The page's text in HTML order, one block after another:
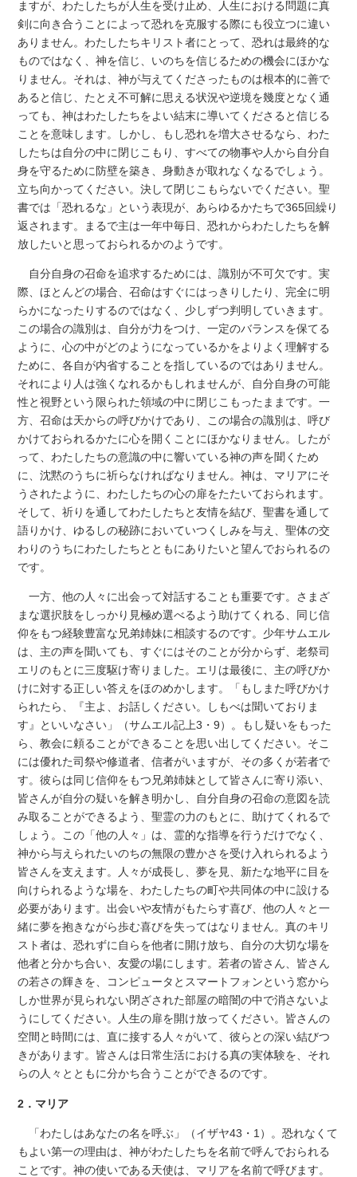
ますが、わたしたちが人生を受け止め、人生における問題に真
剣に向き合うことによって恐れを克服する際にも役立つに違い
ありません。わたしたちキリスト者にとって、恐れは最終的な
ものではなく、神を信じ、いのちを信じるための機会にほかな
りません。それは、神が与えてくださったものは根本的に善で
あると信じ、たとえ不可解に思える状況や逆境を幾度となく通
っても、神はわたしたちをよい結末に導いてくださると信じる
ことを意味します。しかし、もし恐れを増大させるなら、わた
したちは自分の中に閉じこもり、すべての物事や人から自分自
身を守るために防壁を築き、身動きが取れなくなるでしょう。
立ち向かってください。決して閉じこもらないでください。聖
書では「恐れるな」という表現が、あらゆるかたちで365回繰り
返されます。まるで主は一年中毎日、恐れからわたしたちを解
放したいと思っておられるかのようです。
自分自身の召命を追求するためには、識別が不可欠です。実
際、ほとんどの場合、召命はすぐにはっきりしたり、完全に明
らかになったりするのではなく、少しずつ判明していきます。
この場合の識別は、自分が力をつけ、一定のバランスを保てる
ように、心の中がどのようになっているかをよりよく理解する
ために、各自が内省することを指しているのではありません。
それにより人は強くなれるかもしれませんが、自分自身の可能
性と視野という限られた領域の中に閉じこもったままです。一
方、召命は天からの呼びかけであり、この場合の識別は、呼び
かけておられるかたに心を開くことにほかなりません。したが
って、わたしたちの意識の中に響いている神の声を聞くため
に、沈黙のうちに祈らなければなりません。神は、マリアにそ
うされたように、わたしたちの心の扉をたたいておられます。
そして、祈りを通してわたしたちと友情を結び、聖書を通して
語りかけ、ゆるしの秘跡においていつくしみを与え、聖体の交
わりのうちにわたしたちとともにありたいと望んでおられるの
です。
一方、他の人々に出会って対話することも重要です。さまざ
まな選択肢をしっかり見極め選べるよう助けてくれる、同じ信
仰をもつ経験豊富な兄弟姉妹に相談するのです。少年サムエル
は、主の声を聞いても、すぐにはそのことが分からず、老祭司
エリのもとに三度駆け寄りました。エリは最後に、主の呼びか
けに対する正しい答えをほのめかします。「もしまた呼びかけ
られたら、『主よ、お話しください。しもべは聞いておりま
す』といいなさい」（サムエル記上3・9）。もし疑いをもった
ら、教会に頼ることができることを思い出してください。そこ
には優れた司祭や修道者、信者がいますが、その多くが若者で
す。彼らは同じ信仰をもつ兄弟姉妹として皆さんに寄り添い、
皆さんが自分の疑いを解き明かし、自分自身の召命の意図を読
み取ることができるよう、聖霊の力のもとに、助けてくれるで
しょう。この「他の人々」は、霊的な指導を行うだけでなく、
神から与えられたいのちの無限の豊かさを受け入れられるよう
皆さんを支えます。人々が成長し、夢を見、新たな地平に目を
向けられるような場を、わたしたちの町や共同体の中に設ける
必要があります。出会いや友情がもたらす喜び、他の人々と一
緒に夢を抱きながら歩む喜びを失ってはなりません。真のキリ
スト者は、恐れずに自らを他者に開け放ち、自分の大切な場を
他者と分かち合い、友愛の場にします。若者の皆さん、皆さん
の若さの輝きを、コンピュータとスマートフォンという窓から
しか世界が見られない閉ざされた部屋の暗闇の中で消さないよ
うにしてください。人生の扉を開け放ってください。皆さんの
空間と時間には、直に接する人々がいて、彼らとの深い結びつ
きがあります。皆さんは日常生活における真の実体験を、それ
らの人々とともに分かち合うことができるのです。
2．マリア
「わたしはあなたの名を呼ぶ」（イザヤ43・1）。恐れなくて
もよい第一の理由は、神がわたしたちを名前で呼んでおられる
ことです。神の使いである天使は、マリアを名前で呼びます。